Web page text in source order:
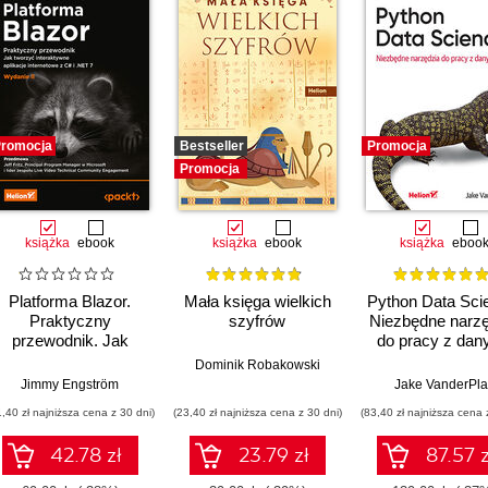
stronie instrukcji przypisania (30)
(33)
książka ebook
Platforma Blazor.
Praktyczny
przewodnik. Jak
aplikacje internetowe
Wydanie II
Jimmy Engström
zł najniższa cena z 30 dni)
42.78 zł
Bestseller
Promocja
książka ebook
Mała księga wielkich
szyfrów
Dominik Robakowski
(23,40 zł najniższa cena z 30 dni)
23.79 zł
Promocja
książka ebook
Python Data
Niezbędne
do pracy z
Jake
(83,40 zł najniższa cena
87.57